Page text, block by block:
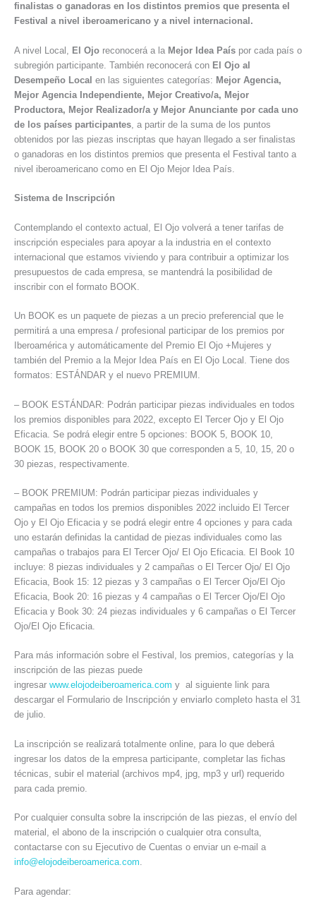
finalistas o ganadoras en los distintos premios que presenta el
Festival a nivel iberoamericano y a nivel internacional.
A nivel Local, El Ojo reconocerá a la Mejor Idea País por cada país o
subregión participante. También reconocerá con El Ojo al
Desempeño Local en las siguientes categorías: Mejor Agencia,
Mejor Agencia Independiente, Mejor Creativo/a, Mejor
Productora, Mejor Realizador/a y Mejor Anunciante por cada uno
de los países participantes , a partir de la suma de los puntos
obtenidos por las piezas inscriptas que hayan llegado a ser finalistas
o ganadoras en los distintos premios que presenta el Festival tanto a
nivel iberoamericano como en El Ojo Mejor Idea País.
Sistema de Inscripción
Contemplando el contexto actual, El Ojo volverá a tener tarifas de
inscripción especiales para apoyar a la industria en el contexto
internacional que estamos viviendo y para contribuir a optimizar los
presupuestos de cada empresa, se mantendrá la posibilidad de
inscribir con el formato BOOK.
Un BOOK es un paquete de piezas a un precio preferencial que le
permitirá a una empresa / profesional participar de los premios por
Iberoamérica y automáticamente del Premio El Ojo +Mujeres y
también del Premio a la Mejor Idea País en El Ojo Local. Tiene dos
formatos: ESTÁNDAR y el nuevo PREMIUM.
– BOOK ESTÁNDAR: Podrán participar piezas individuales en todos
los premios disponibles para 2022, excepto El Tercer Ojo y El Ojo
Eficacia. Se podrá elegir entre 5 opciones: BOOK 5, BOOK 10,
BOOK 15, BOOK 20 o BOOK 30 que corresponden a 5, 10, 15, 20 o
30 piezas, respectivamente.
– BOOK PREMIUM: Podrán participar piezas individuales y
campañas en todos los premios disponibles 2022 incluido El Tercer
Ojo y El Ojo Eficacia y se podrá elegir entre 4 opciones y para cada
uno estarán definidas la cantidad de piezas individuales como las
campañas o trabajos para El Tercer Ojo/ El Ojo Eficacia. El Book 10
incluye: 8 piezas individuales y 2 campañas o El Tercer Ojo/ El Ojo
Eficacia, Book 15: 12 piezas y 3 campañas o El Tercer Ojo/El Ojo
Eficacia, Book 20: 16 piezas y 4 campañas o El Tercer Ojo/El Ojo
Eficacia y Book 30: 24 piezas individuales y 6 campañas o El Tercer
Ojo/El Ojo Eficacia.
Para más información sobre el Festival, los premios, categorías y la
inscripción de las piezas puede
ingresar www.elojodeiberoamerica.com y al siguiente link para
descargar el Formulario de Inscripción y enviarlo completo hasta el 31
de julio.
La inscripción se realizará totalmente online, para lo que deberá
ingresar los datos de la empresa participante, completar las fichas
técnicas, subir el material (archivos mp4, jpg, mp3 y url) requerido
para cada premio.
Por cualquier consulta sobre la inscripción de las piezas, el envío del
material, el abono de la inscripción o cualquier otra consulta,
contactarse con su Ejecutivo de Cuentas o enviar un e-mail a
info@elojodeiberoamerica.com.
Para agendar: